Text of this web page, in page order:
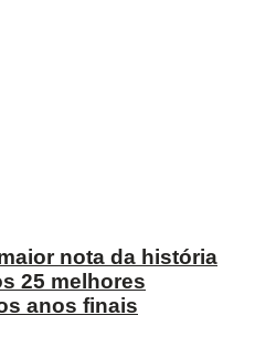
nota da história
25 melhores
anos finais